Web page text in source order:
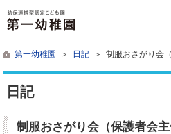
第一幼稚園 ＞ 日記 ＞ 制服おさがり会
日記
制服おさがり会（保護者会主